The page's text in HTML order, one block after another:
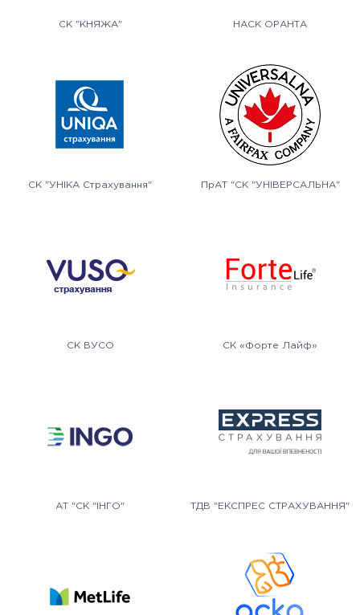
СК "КНЯЖА" НАСК ОРАНТА
СК "УНІКА Страхування" ПрАТ "СК "УНІВЕРСАЛЬНА"
СК ВУСО СК «Форте Лайф»
АТ "СК "ІНГО" ТДВ "ЕКСПРЕС СТРАХУВАННЯ"